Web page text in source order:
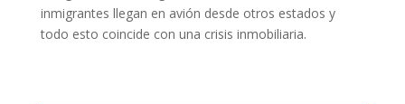
inmigrantes llegan en avión desde otros estados y
todo esto coincide con una crisis inmobiliaria.